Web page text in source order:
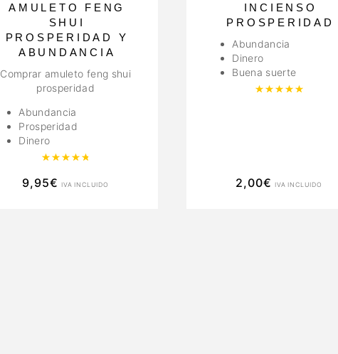
AMULETO FENG
SHUI
PROSPERIDAD Y
ABUNDANCIA
Comprar amuleto feng shui
prosperidad
Abundancia
Prosperidad
Dinero
Valorado con
9,95€ IVA INCLUIDO
INCIENSO
PROSPERIDAD
Abundancia
Dinero
Buena suerte
2,00€ IVA INCLUIDO